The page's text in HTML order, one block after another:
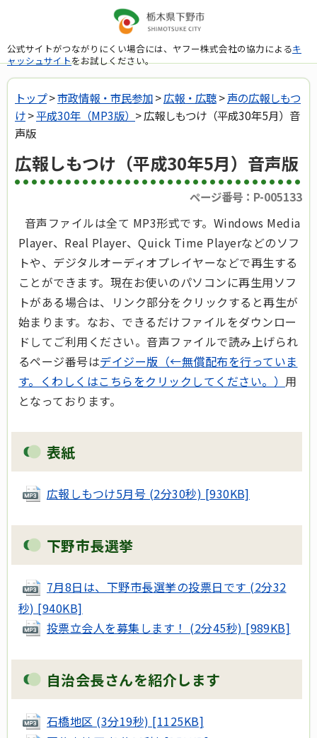
公式サイトがつながりにくい場合には、ヤフー株式会社の協力によるキ
ャッシュサイトをお試しください。
トップ>市政情報・市民参加>広報・広聴>声の広報しもつ
け>平成30年（MP3版） > 広報しもつけ（平成30年5月）音
声版
広報しもつけ（平成30年5月）音声版
ページ番号：P-005133
音声ファイルは全て MP3形式です。Windows Media
Player、Real Player、Quick Time Playerなどのソフ
トや、デジタルオーディオプレイヤーなどで再生する
ことができます。現在お使いのパソコンに再生用ソフ
トがある場合は、リンク部分をクリックすると再生が
始まります。なお、できるだけファイルをダウンロー
ドしてご利用ください。音声ファイルで読み上げられ
るページ番号はデイジー版（←無償配布を行っていま
す。くわしくはこちらをクリックしてください。） 用
となっております。
表紙
広報しもつけ5月号 (2分30秒) [930KB]
下野市長選挙
7月8日は、下野市長選挙の投票日です (2分32
秒) [940KB]
投票立会人を募集します！ (2分45秒) [989KB]
自治会長さんを紹介します
石橋地区 (3分19秒) [1125KB]